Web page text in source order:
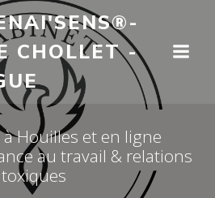
Aller
au
contenu
CHOLLET -
Houilles et en ligne
au travail & relations
toxiques